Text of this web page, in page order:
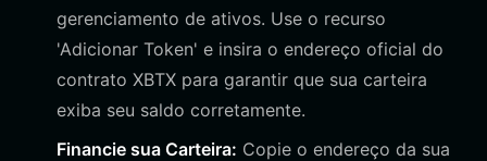
gerenciamento de ativos. Use o recurso
'Adicionar Token' e insira o endereço oficial do
contrato XBTX para garantir que sua carteira
exiba seu saldo corretamente.
Financie sua Carteira: Copie o endereço da sua